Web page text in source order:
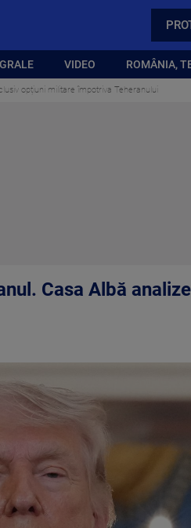
VIDEO ROMÂNIA,
opțiuni militare împotriva Teheranului
Casa Albă